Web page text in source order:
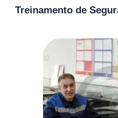
Treinamento de